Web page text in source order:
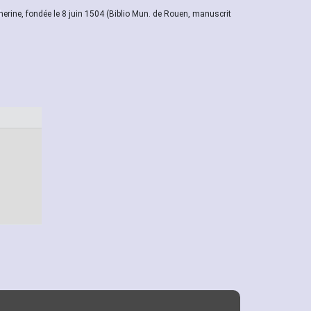
fondée le 8 juin 1504 (Biblio Mun. de Rouen, manuscrit